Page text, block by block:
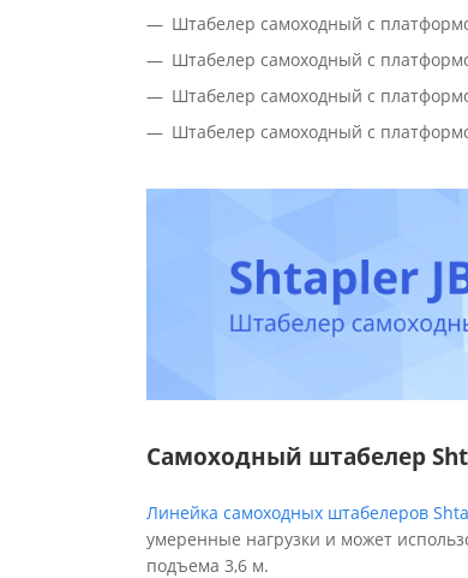
Штабелер самоходный с
Штабелер самоходный с
Штабелер самоходный с
Штабелер самоходный с
Самоходный штабелер
Линейка самоходных штабелеров
умеренные нагрузки и может
подъема 3,6 м.